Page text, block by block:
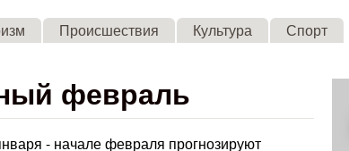
to main content
Происшествия Культура Спорт
февраль
- начале февраля прогнозируют